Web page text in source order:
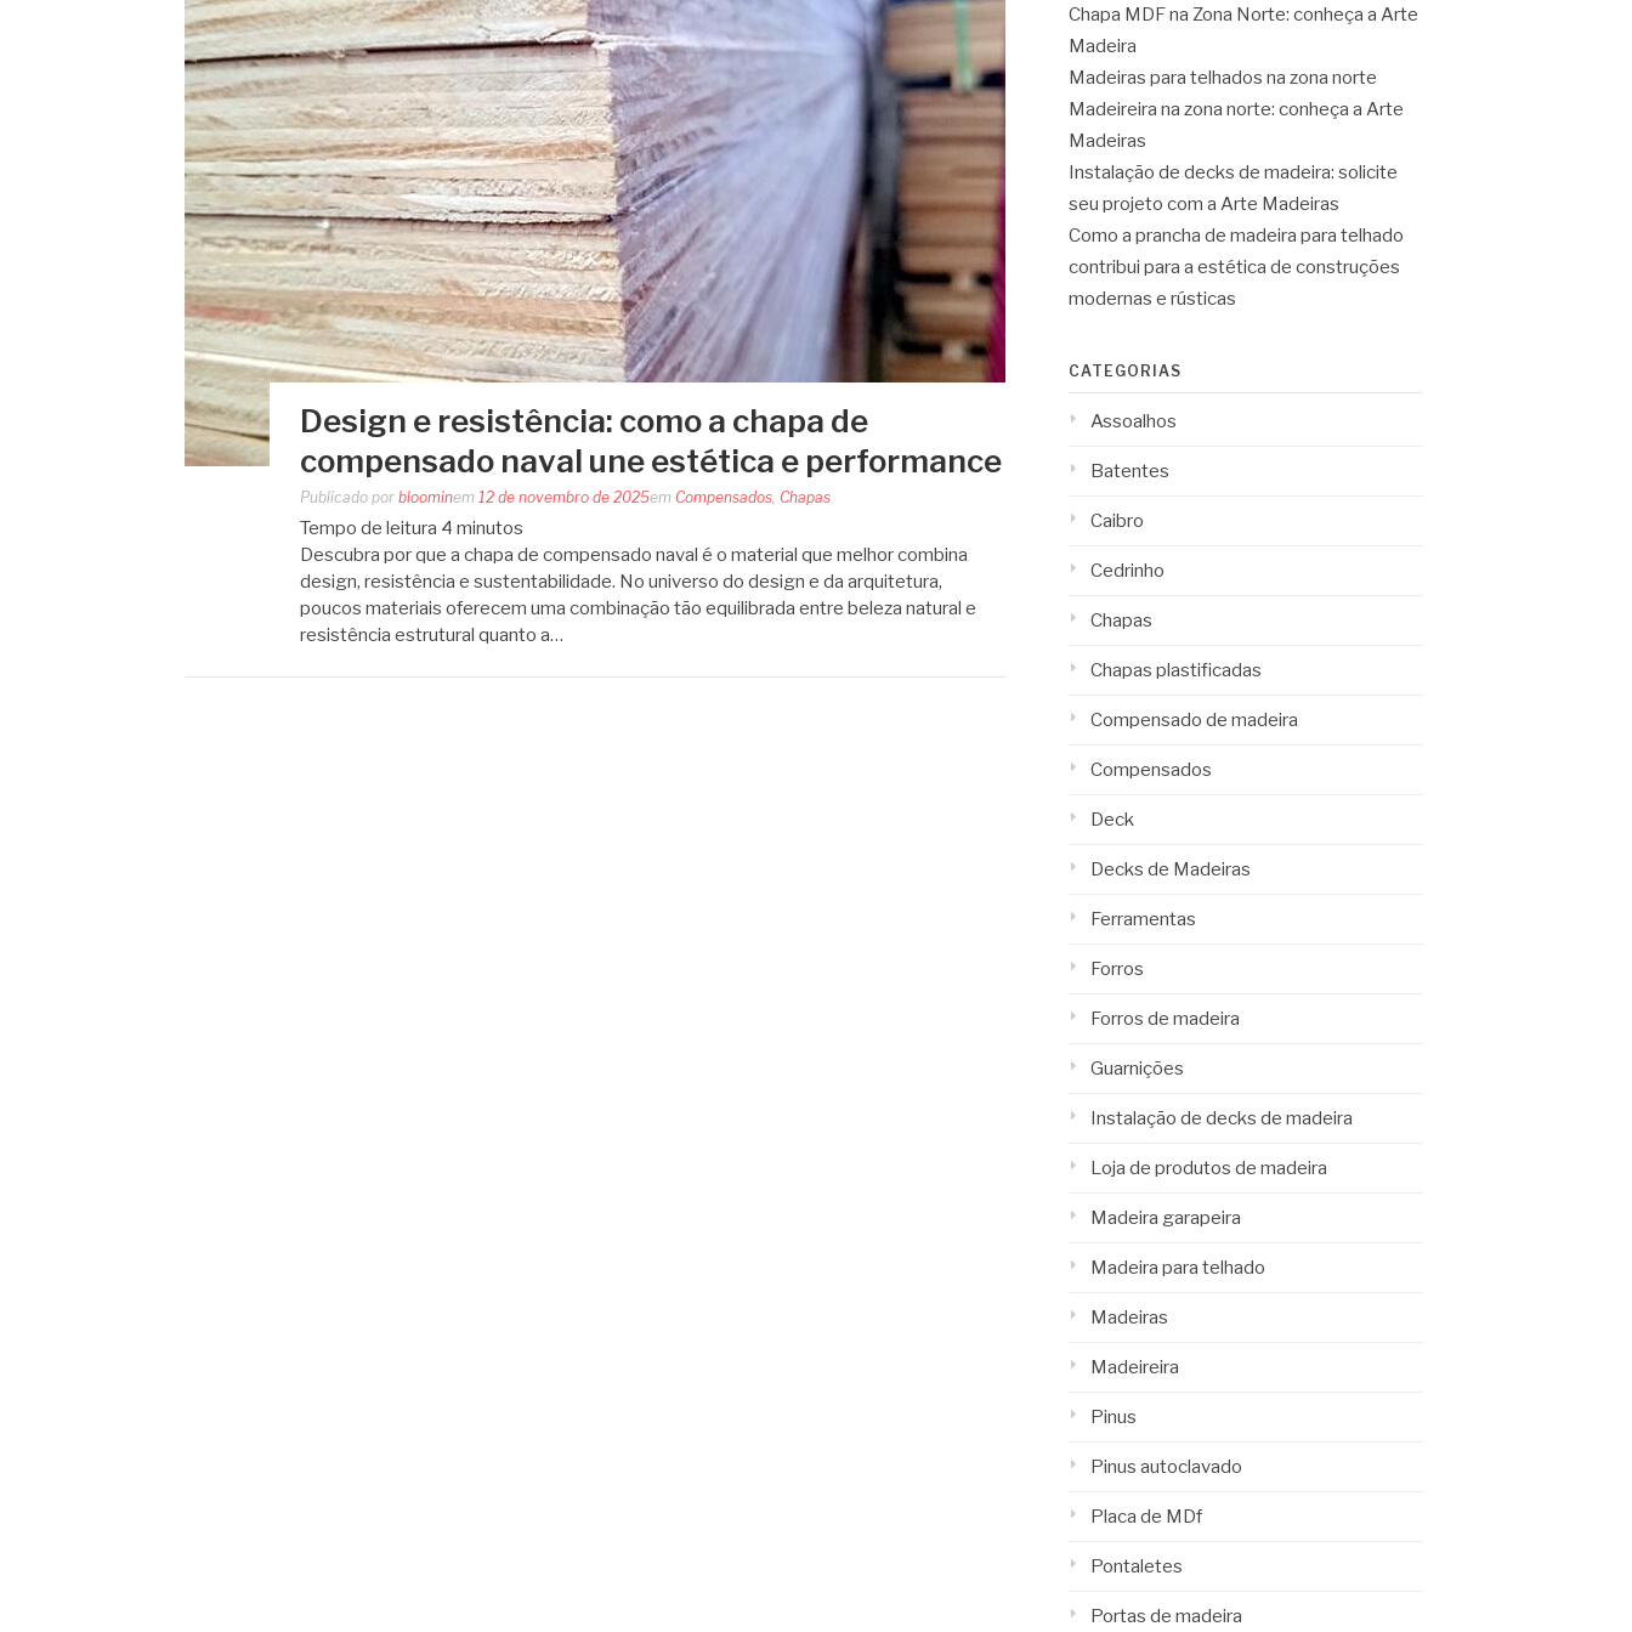
Design e resistência: como a chapa de
compensado naval une estética e performance
Publicado por bloominem 12 de novembro de 2025em Compensados, Chapas
Tempo de leitura 4 minutos
Descubra por que a chapa de compensado naval é o material que melhor combina
design, resistência e sustentabilidade. No universo do design e da arquitetura,
poucos materiais oferecem uma combinação tão equilibrada entre beleza natural e
resistência estrutural quanto a…
Chapa MDF na Zona Norte: conheça a Arte
Madeira
Madeiras para telhados na zona norte
Madeireira na zona norte: conheça a Arte
Madeiras
Instalação de decks de madeira: solicite
seu projeto com a Arte Madeiras
Como a prancha de madeira para telhado
contribui para a estética de construções
modernas e rústicas
CATEGORIAS
Assoalhos
Batentes
Caibro
Cedrinho
Chapas
Chapas plastificadas
Compensado de madeira
Compensados
Deck
Decks de Madeiras
Ferramentas
Forros
Forros de madeira
Guarnições
Instalação de decks de madeira
Loja de produtos de madeira
Madeira garapeira
Madeira para telhado
Madeiras
Madeireira
Pinus
Pinus autoclavado
Placa de MDf
Pontaletes
Portas de madeira